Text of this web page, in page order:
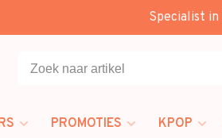
Specialist in
PROMOTIES KPOP